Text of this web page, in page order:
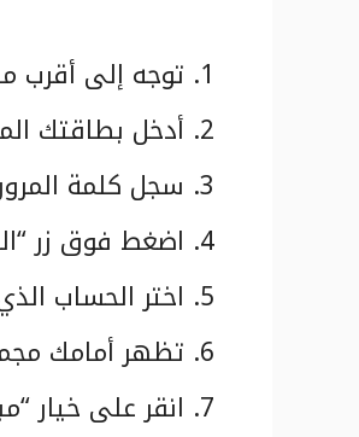
توجه إلى أقرب
أدخل بطاقتك
سجل كلمة
اضغط فوق زر
اختر الحساب
تظهر أمامك
انقر على خيار